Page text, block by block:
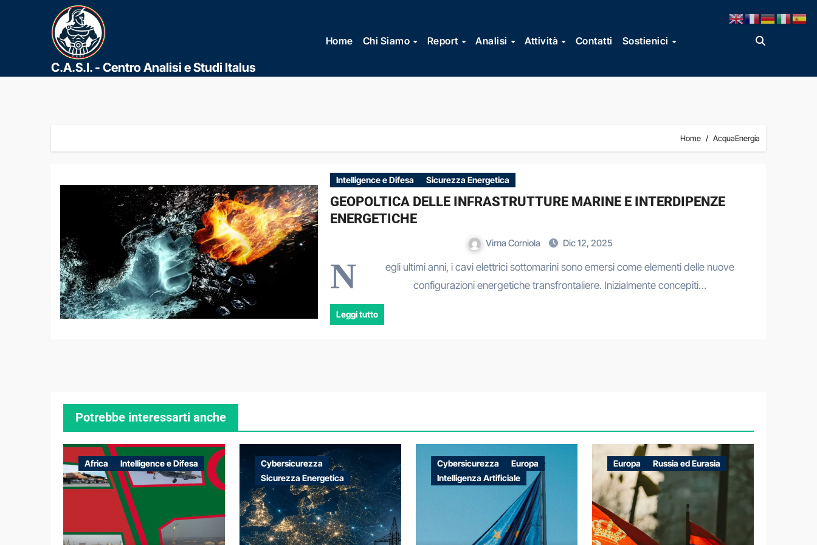
contenuto
C.A.S.I. - Centro Analisi e Studi Italus
Home Chi Siamo Report Analisi Attività Contatti Sostienici
Home AcquaEnergia
Intelligence e Difesa Sicurezza Energetica
GEOPOLTICA DELLE INFRASTRUTTURE MARINE E INTERDIPENZE
ENERGETICHE
Virna Corniola Dic 12, 2025
N
egli ultimi anni, i cavi elettrici sottomarini sono emersi come elementi delle nuove
configurazioni energetiche transfrontaliere. Inizialmente concepiti…
Leggi tutto
Potrebbe interessarti anche
Africa Intelligence e Difesa
Cybersicurezza
Sicurezza Energetica
Cybersicurezza
Europa
Intelligenza Artificiale
Europa Russia ed Eurasia